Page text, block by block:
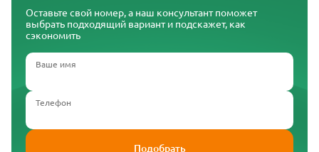
Оставьте свой номер, а наш консультант поможет
выбрать подходящий вариант и подскажет, как
сэкономить
Ваше имя
Телефон
Подобрать